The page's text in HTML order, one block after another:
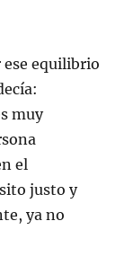
ese equilibrio
muy
el
justo y
ya no